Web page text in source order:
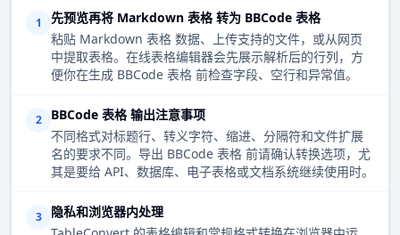
1
先预览再将 Markdown 表格 转为 BBCode 表格
粘贴 Markdown 表格 数据、上传支持的文件，或从网页
中提取表格。在线表格编辑器会先展示解析后的行列，方
便你在生成 BBCode 表格 前检查字段、空行和异常值。
2
BBCode 表格 输出注意事项
不同格式对标题行、转义字符、缩进、分隔符和文件扩展
名的要求不同。导出 BBCode 表格 前请确认转换选项，尤
其是要给 API、数据库、电子表格或文档系统继续使用时。
3
隐私和浏览器内处理